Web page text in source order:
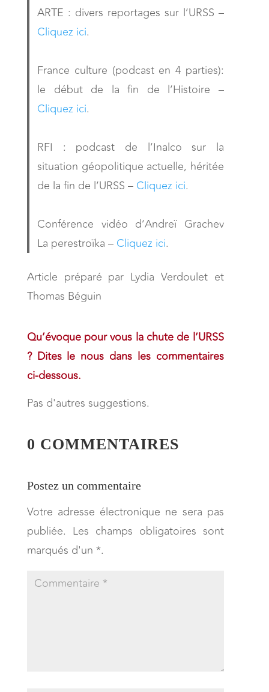
ARTE : divers reportages sur l’URSS –
Cliquez ici.
France culture (podcast en 4 parties):
le début de la fin de l’Histoire –
Cliquez ici.
RFI : podcast de l’Inalco sur la
situation géopolitique actuelle, héritée
de la fin de l’URSS – Cliquez ici.
Conférence vidéo d’Andreï Grachev
La perestroïka – Cliquez ici.
Article préparé par Lydia Verdoulet et
Thomas Béguin
Qu’évoque pour vous la chute de l’URSS
? Dites le nous dans les commentaires
ci-dessous.
Pas d'autres suggestions.
0 COMMENTAIRES
Postez un commentaire
Votre adresse électronique ne sera pas
publiée. Les champs obligatoires sont
marqués d'un *.